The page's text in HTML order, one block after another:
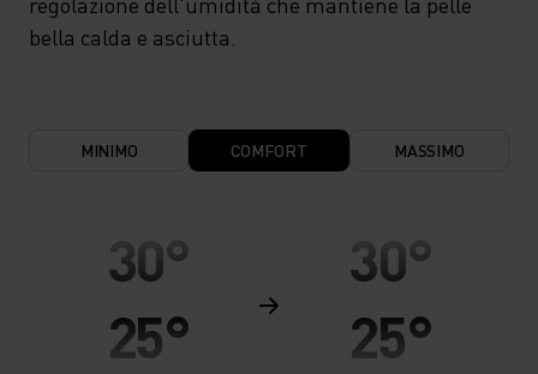
bella calda e asciutta.
MINIMO COMFORT MASSIMO
30°
25°
30°
25°